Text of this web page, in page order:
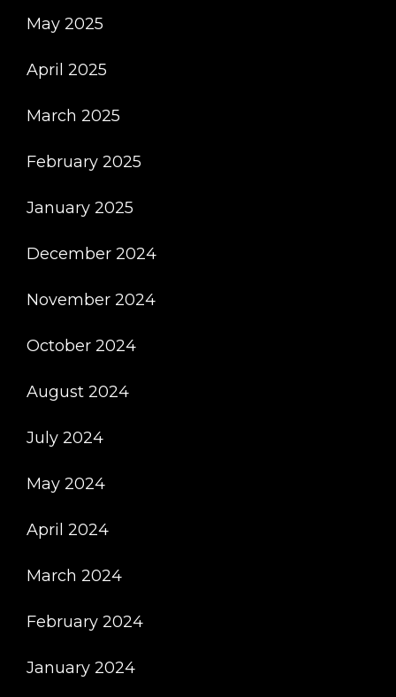
May 2025
April 2025
March 2025
February 2025
January 2025
December 2024
November 2024
October 2024
August 2024
July 2024
May 2024
April 2024
March 2024
February 2024
January 2024